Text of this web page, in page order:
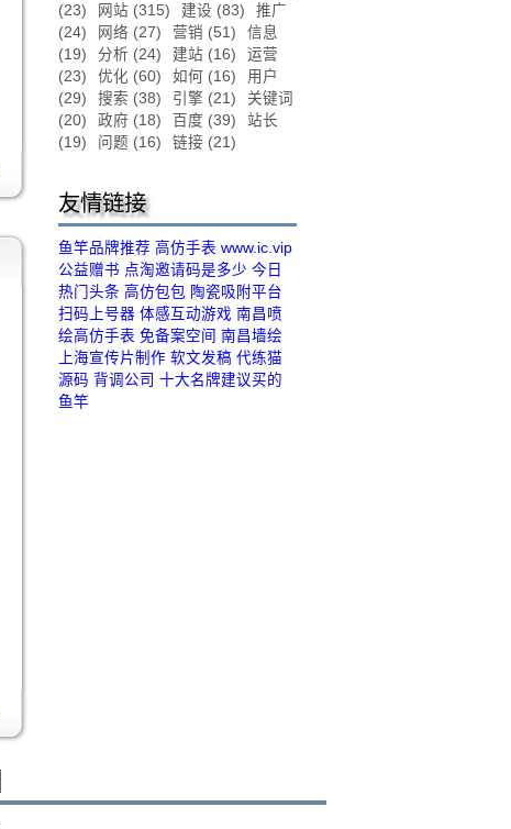
(23)
网站 (315) 建设 (83)
推广
(24)
网络 (27) 营销 (51)
信息
(19)
分析 (24) 建站 (16)
运营
(23)
优化 (60) 如何 (16)
用户
(29)
搜索 (38) 引擎 (21)
关键词
(20)
政府 (18) 百度 (39)
站长
(19)
问题 (16) 链接 (21)
友情链接
鱼竿品牌推荐 高仿手表 www.ic.vip
公益赠书 点淘邀请码是多少 今日
热门头条 高仿包包 陶瓷吸附平台
扫码上号器 体感互动游戏 南昌喷
绘高仿手表 免备案空间 南昌墙绘
上海宣传片制作 软文发稿 代练猫
源码 背调公司 十大名牌建议买的
鱼竿